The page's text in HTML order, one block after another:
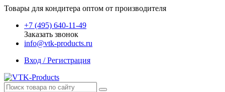
Товары для кондитера оптом от производителя
+7 (495) 640-11-49
Заказать звонок
info@vtk-products.ru
Вход / Регистрация